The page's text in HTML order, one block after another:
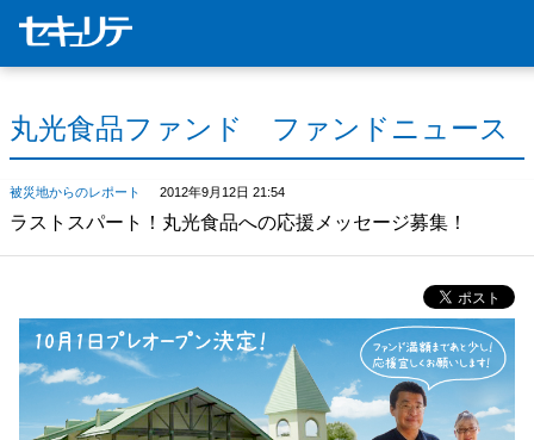
丸光食品ファンド ファンドニュース
被災地からのレポート 2012年9月12日 21:54
ラストスパート！丸光食品への応援メッセージ募集！